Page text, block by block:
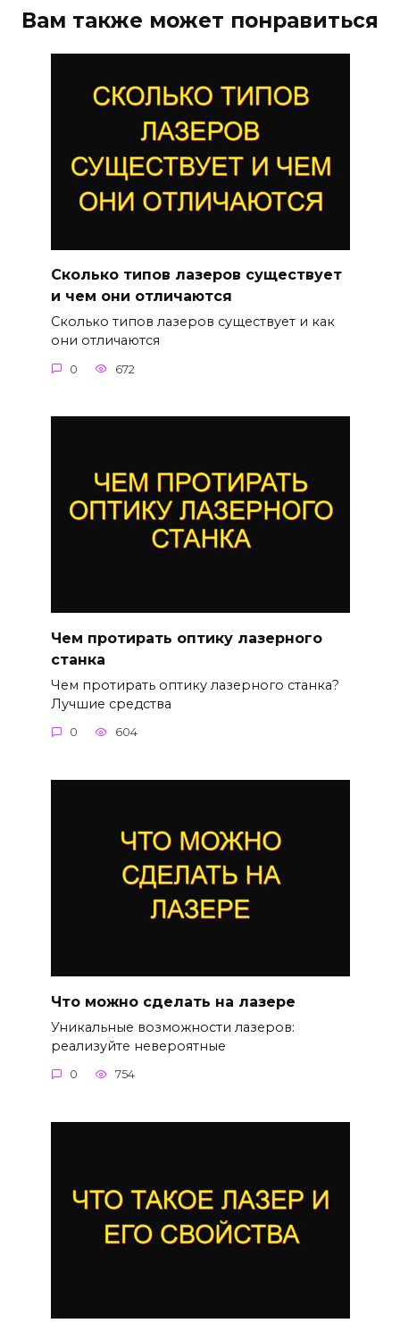
Вам также может понравиться
Сколько типов лазеров существует
и чем они отличаются
Сколько типов лазеров существует и как
они отличаются
0 672
Чем протирать оптику лазерного
станка
Чем протирать оптику лазерного станка?
Лучшие средства
0 604
Что можно сделать на лазере
Уникальные возможности лазеров:
реализуйте невероятные
0 754